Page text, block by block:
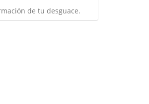
de tu desguace.